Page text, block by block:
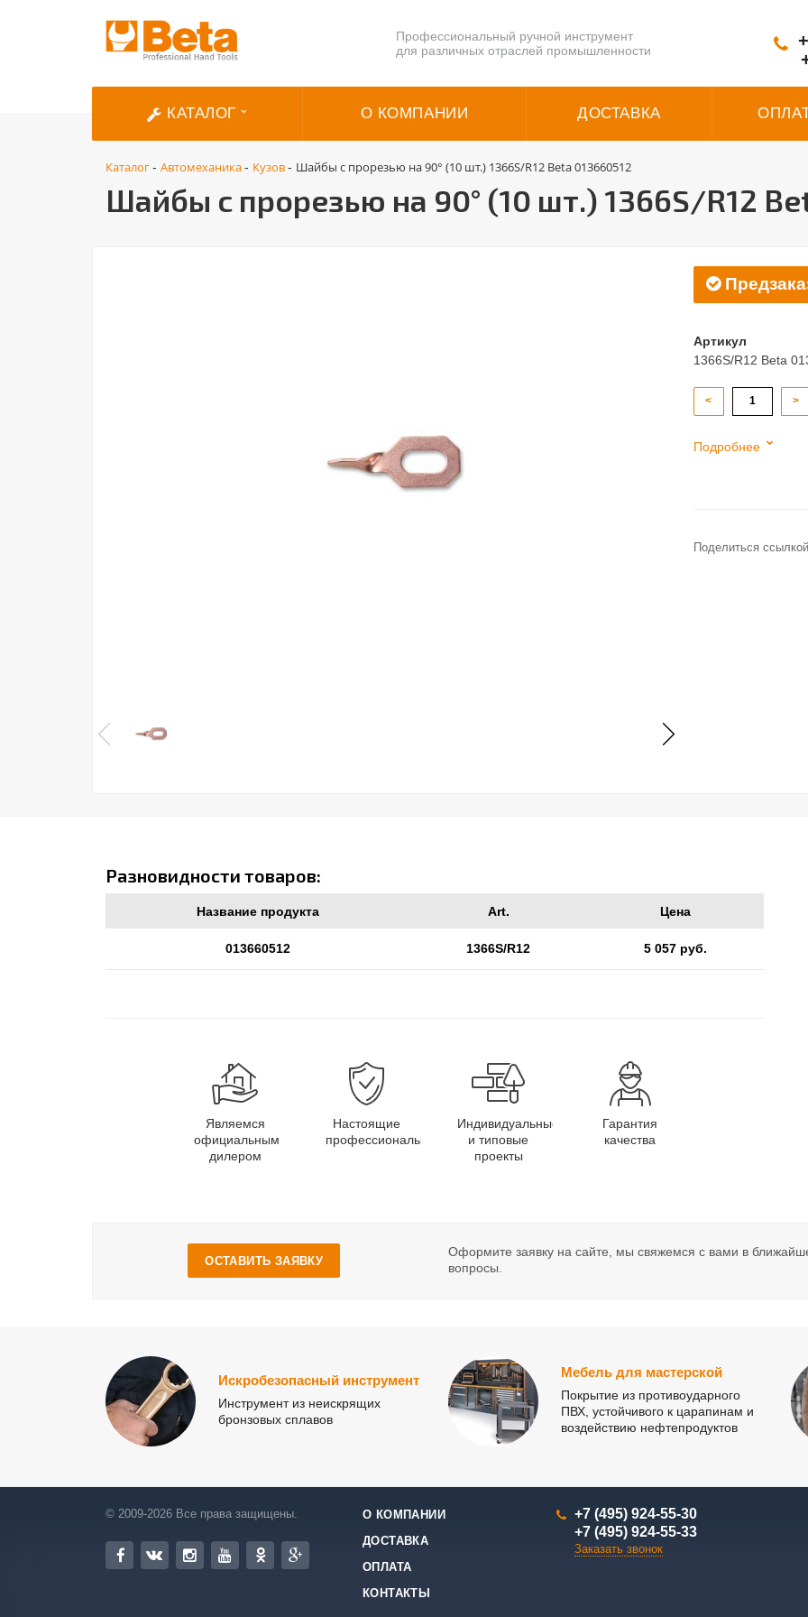
Профессиональный ручной инструмент
для различных отраслей промышленности
КАТАЛОГ О КОМПАНИИ ДОСТАВКА
Каталог- Автомеханика- Кузов- Шайбы с прорезью на 90° (10 шт.) 1366S/R12 Beta 013660512
Шайбы с прорезью на 90° (10 шт.) 1366S/R12
Артикул
1366S/R12 Beta
< >
Подробнее
Поделиться
Разновидности товаров:
Название продукта Art. Цена
013660512 1366S/R12 5 057 руб.
Являемся
официальным
дилером
Настоящие
профессионалы
Индивидуальные
и типовые
проекты
Гарантия
качества
ОСТАВИТЬ ЗАЯВКУ
Оформите заявку на сайте, мы свяжемся с вами в
вопросы.
Искробезопасный инструмент
Инструмент из неискрящих
бронзовых сплавов
Мебель для мастерской
Покрытие из противоударного
ПВХ, устойчивого к царапинам и
воздействию нефтепродуктов
© 2009-2026 Все права защищены.
О КОМПАНИИ
ДОСТАВКА
ОПЛАТА
КОНТАКТЫ
+7 (495) 924-55-30
+7 (495) 924-55-33
Заказать звонок